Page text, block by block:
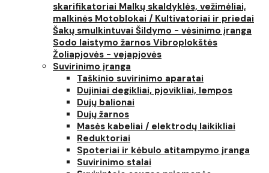
skarifikatoriai Malkų skaldyklės, vežimėliai,
malkinės Motoblokai / Kultivatoriai ir priedai
Šakų smulkintuvai Šildymo - vėsinimo įranga
Sodo laistymo žarnos Vibroplokštės
Žoliapjovės - vejapjovės
Suvirinimo įranga
Taškinio suvirinimo aparatai
Dujiniai degikliai, pjovikliai, lempos
Dujų balionai
Dujų žarnos
Masės kabeliai / elektrodų laikikliai
Reduktoriai
Spoteriai ir kėbulo atitampymo įranga
Suvirinimo stalai